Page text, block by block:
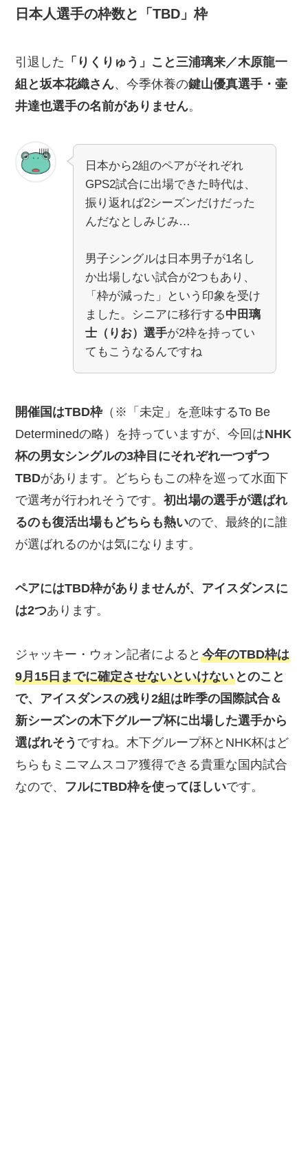
日本人選手の枠数と「TBD」枠
引退した 「りくりゅう」こと三浦璃来／木原龍一
組と坂本花織さん、今季休養の鍵山優真選手・壷
井達也選手の名前がありません。
日本から2組のペアがそれぞれ
GPS2試合に出場できた時代は、
振り返れば2シーズンだけだった
んだなとしみじみ…
男子シングルは日本男子が1名し
か出場しない試合が2つもあり、
「枠が減った」という印象を受け
ました。シニアに移行する中田璃
士（りお）選手が2枠を持ってい
てもこうなるんですね
開催国はTBD枠（※「未定」を意味するTo Be
Determinedの略）を持っていますが、今回はNHK
杯の男女シングルの3枠目にそれぞれ一つずつ
TBDがあります。どちらもこの枠を巡って水面下
で選考が行われそうです。初出場の選手が選ばれ
るのも復活出場もどちらも熱いので、最終的に誰
が選ばれるのかは気になります。
ペアにはTBD枠がありませんが、アイスダンスに
は2つあります。
ジャッキー・ウォン記者によると今年のTBD枠は
9月15日までに確定させないといけない とのこと
で、アイスダンスの残り2組は昨季の国際試合＆
新シーズンの木下グループ杯に出場した選手から
選ばれそう ですね。木下グループ杯とNHK杯はど
ちらもミニマムスコア獲得できる貴重な国内試合
なので、 フルにTBD枠を使ってほしいです。